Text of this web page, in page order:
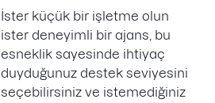
İster küçük bir işletme olun
ister deneyimli bir ajans, bu
esneklik sayesinde ihtiyaç
duyduğunuz destek seviyesini
seçebilirsiniz ve istemediğiniz